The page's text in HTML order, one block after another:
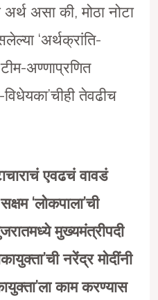
असा की, मोठा नोटा
‘अर्थक्रांति-
अण्णाप्रणित
तेवढीच
एवढचं वावडं
‘लोकपाला’ची
मुख्यमंत्रीपदी
’ची नरेंद्र मोदींनी
’ला काम करण्यास